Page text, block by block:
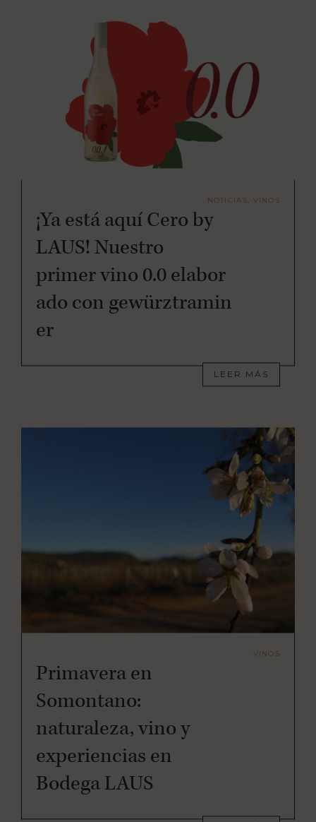
NOTICIAS, VINOS
¡Ya está aquí Cero by
LAUS! Nuestro
primer vino 0.0 elabor
ado con gewürztramin
er
LEER MÁS
VINOS
Primavera en
Somontano:
naturaleza, vino y
experiencias en
Bodega LAUS